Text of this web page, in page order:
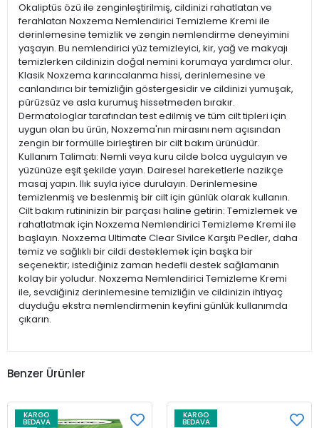
Okaliptüs özü ile zenginleştirilmiş, cildinizi rahatlatan ve
ferahlatan Noxzema Nemlendirici Temizleme Kremi ile
derinlemesine temizlik ve zengin nemlendirme deneyimini
yaşayın. Bu nemlendirici yüz temizleyici, kir, yağ ve makyajı
temizlerken cildinizin doğal nemini korumaya yardımcı olur.
Klasik Noxzema karıncalanma hissi, derinlemesine ve
canlandırıcı bir temizliğin göstergesidir ve cildinizi yumuşak,
pürüzsüz ve asla kurumuş hissetmeden bırakır.
Dermatologlar tarafından test edilmiş ve tüm cilt tipleri için
uygun olan bu ürün, Noxzema'nın mirasını nem açısından
zengin bir formülle birleştiren bir cilt bakım ürünüdür.
Kullanım Talimatı: Nemli veya kuru cilde bolca uygulayın ve
yüzünüze eşit şekilde yayın. Dairesel hareketlerle nazikçe
masaj yapın. Ilık suyla iyice durulayın. Derinlemesine
temizlenmiş ve beslenmiş bir cilt için günlük olarak kullanın.
Cilt bakım rutininizin bir parçası haline getirin: Temizlemek ve
rahatlatmak için Noxzema Nemlendirici Temizleme Kremi ile
başlayın. Noxzema Ultimate Clear Sivilce Karşıtı Pedler, daha
temiz ve sağlıklı bir cildi desteklemek için başka bir
seçenektir; istediğiniz zaman hedefli destek sağlamanın
kolay bir yoludur. Noxzema Nemlendirici Temizleme Kremi
ile, sevdiğiniz derinlemesine temizliğin ve cildinizin ihtiyaç
duyduğu ekstra nemlendirmenin keyfini günlük kullanımda
çıkarın.
Benzer Ürünler
KARGO
BEDAVA
KARGO
BEDAVA